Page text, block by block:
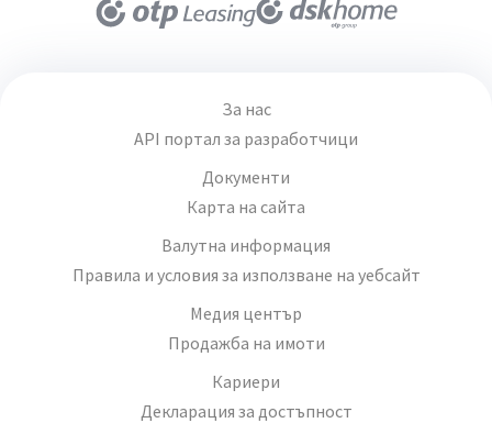
За нас
API портал за разработчици
Документи
Карта на сайта
Валутна информация
Правила и условия за използване на уебсайт
Медия център
Продажба на имоти
Кариери
Декларация за достъпност